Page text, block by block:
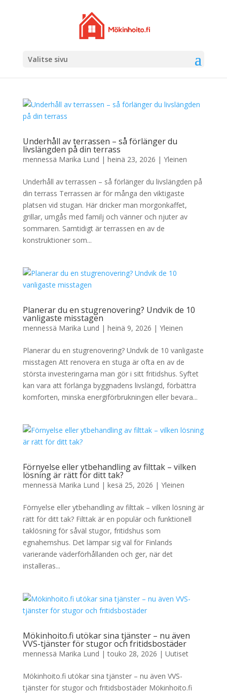
Valitse sivu
Underhåll av terrassen – så förlänger du
livslängden på din terrass
mennessä Marika Lund | heinä 23, 2026 | Yleinen
Underhåll av terrassen – så förlänger du livslängden på
din terrass Terrassen är för många den viktigaste
platsen vid stugan. Här dricker man morgonkaffet,
grillar, umgås med familj och vänner och njuter av
sommaren. Samtidigt är terrassen en av de
konstruktioner som...
Planerar du en stugrenovering? Undvik de 10
vanligaste misstagen
mennessä Marika Lund | heinä 9, 2026 | Yleinen
Planerar du en stugrenovering? Undvik de 10 vanligaste
misstagen Att renovera en stuga är ofta en av de
största investeringarna man gör i sitt fritidshus. Syftet
kan vara att förlänga byggnadens livslängd, förbättra
komforten, minska energiförbrukningen eller bevara...
Förnyelse eller ytbehandling av filttak – vilken
lösning är rätt för ditt tak?
mennessä Marika Lund | kesä 25, 2026 | Yleinen
Förnyelse eller ytbehandling av filttak – vilken lösning är
rätt för ditt tak? Filttak är en populär och funktionell
taklösning för såväl stugor, fritidshus som
egnahemshus. Det lämpar sig väl för Finlands
varierande väderförhållanden och ger, när det
installeras...
Mökinhoito.fi utökar sina tjänster – nu även
VVS-tjänster för stugor och fritidsbostäder
mennessä Marika Lund |touko 28, 2026 | Uutiset
Mökinhoito.fi utökar sina tjänster – nu även VVS-
tjänster för stugor och fritidsbostäder Mökinhoito.fi